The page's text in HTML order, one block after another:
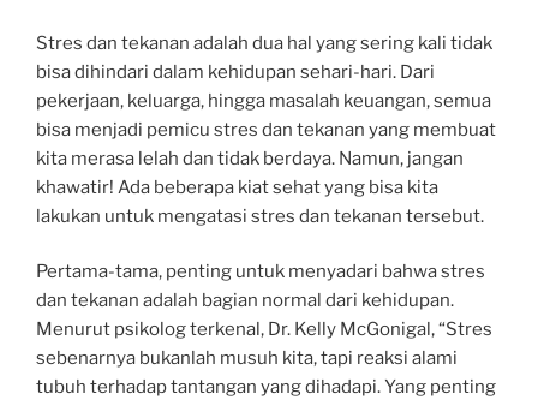
Stres dan tekanan adalah dua hal yang sering kali tidak
bisa dihindari dalam kehidupan sehari-hari. Dari
pekerjaan, keluarga, hingga masalah keuangan, semua
bisa menjadi pemicu stres dan tekanan yang membuat
kita merasa lelah dan tidak berdaya. Namun, jangan
khawatir! Ada beberapa kiat sehat yang bisa kita
lakukan untuk mengatasi stres dan tekanan tersebut.
Pertama-tama, penting untuk menyadari bahwa stres
dan tekanan adalah bagian normal dari kehidupan.
Menurut psikolog terkenal, Dr. Kelly McGonigal, “Stres
sebenarnya bukanlah musuh kita, tapi reaksi alami
tubuh terhadap tantangan yang dihadapi. Yang penting